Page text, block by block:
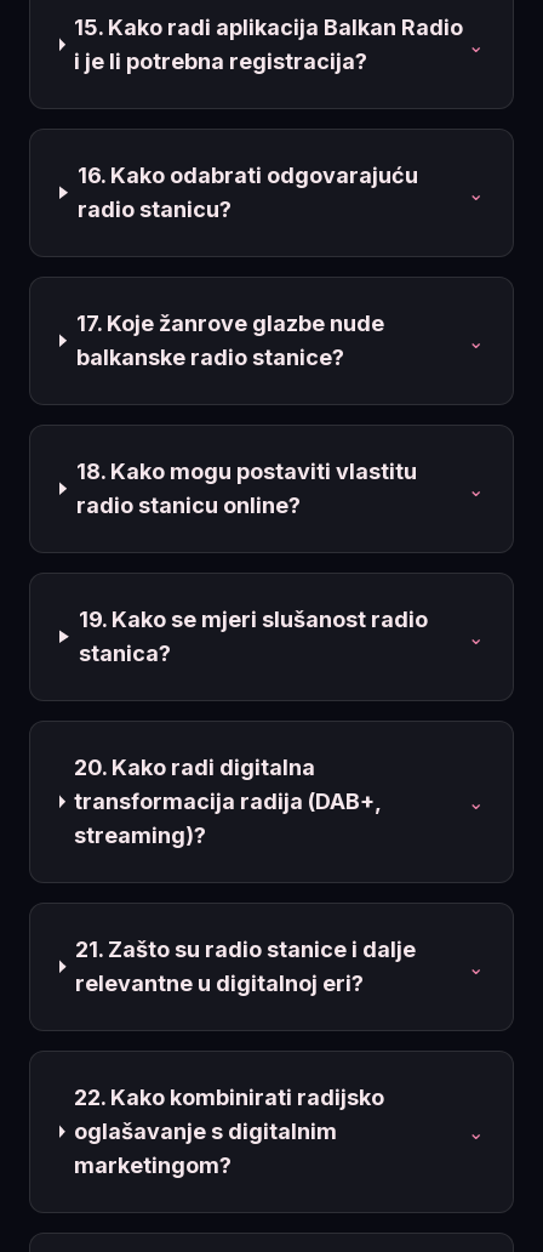
15. Kako radi aplikacija Balkan Radio
i je li potrebna registracija?
⌄
16. Kako odabrati odgovarajuću
radio stanicu?
⌄
17. Koje žanrove glazbe nude
balkanske radio stanice?
⌄
18. Kako mogu postaviti vlastitu
radio stanicu online?
⌄
19. Kako se mjeri slušanost radio
stanica?
⌄
20. Kako radi digitalna
transformacija radija (DAB+,
streaming)?
⌄
21. Zašto su radio stanice i dalje
relevantne u digitalnoj eri?
⌄
22. Kako kombinirati radijsko
oglašavanje s digitalnim
marketingom?
⌄